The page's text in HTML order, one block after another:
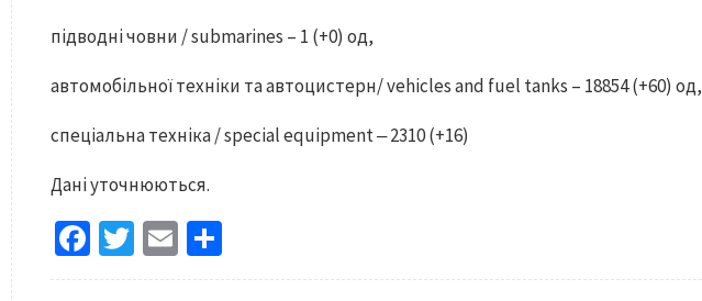
підводні човни / submarines – 1 (+0) од,
автомобільної техніки та автоцистерн/ vehicles and fuel tanks – 18854 (+60) од,
спеціальна техніка / special equipment ‒ 2310 (+16)
Дані уточнюються.
Fa
ce
T
wi
E
m h